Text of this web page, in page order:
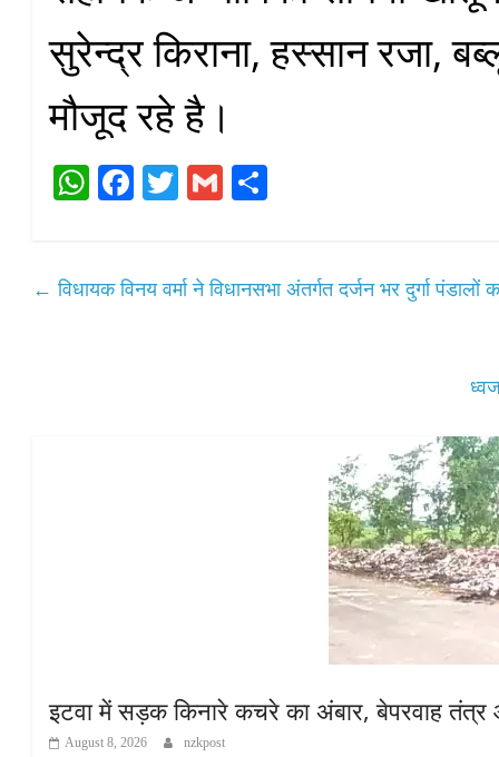
सुरेन्द्र किराना, हस्सान रजा,
मौजूद रहे है।
W
A
Fa
ok
T
r
G
← विधायक विनय वर्मा ने विधानसभा अंतर्गत दर्जन भर दुर्गा पंडालों
इटवा में सड़क किनारे कचरे का अंबार, बेपरवाह
August 8, 2026 nzkpost